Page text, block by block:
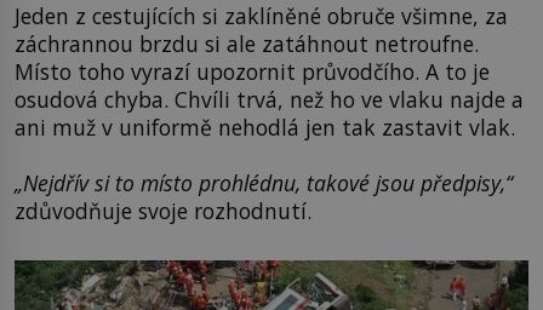
Jeden z cestujících si zaklíněné obruče všimne, za
záchrannou brzdu si ale zatáhnout netroufne.
Místo toho vyrazí upozornit průvodčího. A to je
osudová chyba. Chvíli trvá, než ho ve vlaku najde a
ani muž v uniformě nehodlá jen tak zastavit vlak.
„Nejdřív si to místo prohlédnu, takové jsou předpisy,“
zdůvodňuje svoje rozhodnutí.